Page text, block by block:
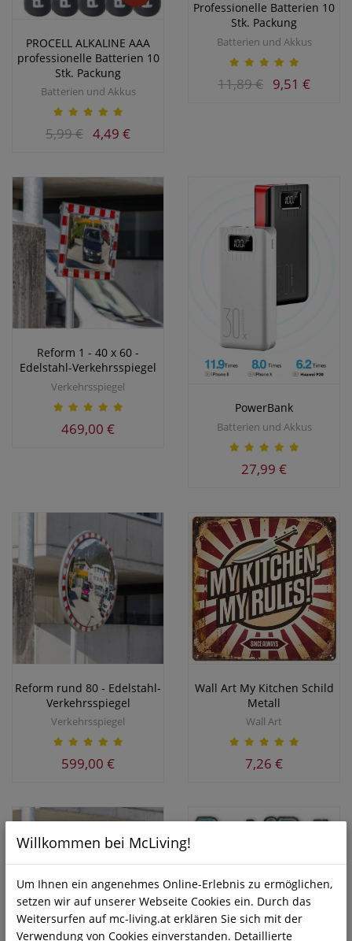
PROCELL ALKALINE AAA
professionelle Batterien 10
Stk. Packung
Batterien und Akkus
5,99 € 4,49 €
Professionelle Batterien 10
Stk. Packung
Batterien und Akkus
11,89 € 9,51 €
Reform 1 - 40 x 60 -
Edelstahl-Verkehrsspiegel
Verkehrsspiegel
469,00 €
PowerBank
Batterien und Akkus
27,99 €
Reform rund 80 - Edelstahl-
Verkehrsspiegel
Verkehrsspiegel
599,00 €
Wall Art My Kitchen Schild
Metall
Wall Art
7,26 €
Art Schild
Wall Art
Willkommen bei McLiving!
Um Ihnen ein angenehmes Online-Erlebnis zu ermöglichen,
setzen wir auf unserer Webseite Cookies ein. Durch das
Weitersurfen auf mc-living.at erklären Sie sich mit der
Verwendung von Cookies einverstanden. Detaillierte